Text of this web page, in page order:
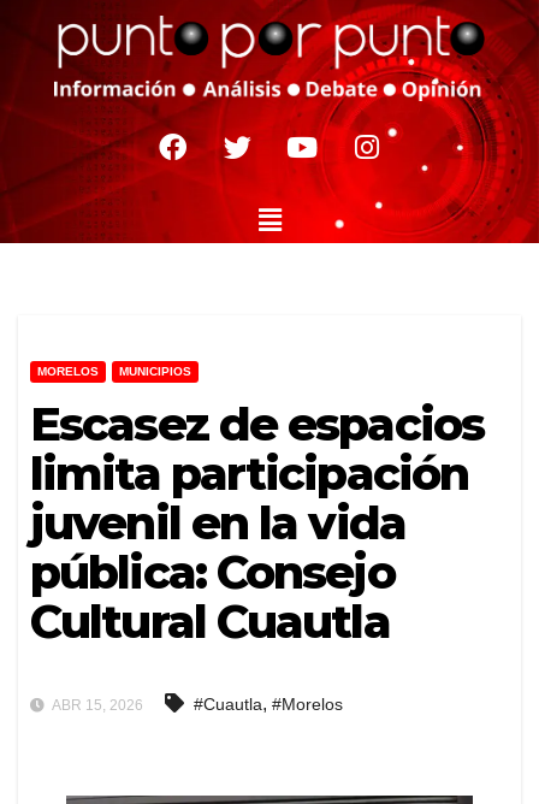
MORELOS MUNICIPIOS
Escasez de espacios
limita participación
juvenil en la vida
pública: Consejo
Cultural Cuautla
ABR 15, 2026 #Cuautla, #Morelos